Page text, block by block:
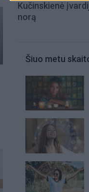
Kučinskienė
norą
Šiuo metu